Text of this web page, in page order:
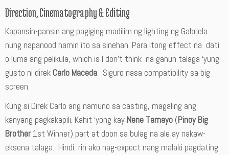
Direction, Cinematography & Editing
Kapansin-pansin ang pagiging madilim ng lighting ng Gabriela
nung napanood namin ito sa sinehan. Para itong effect na dati
o luma ang pelikula, which is I don’t think na ganun talaga ‘yung
gusto ni direk Carlo Maceda. Siguro nasa compatibility sa big
screen.
Kung si Direk Carlo ang namuno sa casting, magaling ang
kanyang pagkakapili. Kahit ‘yong kay Nene Tamayo (Pinoy Big
Brother 1st Winner) part at doon sa bulag na ale ay nakaw-
eksena talaga. Hindi rin ako nag-expect nang malaki pagdating